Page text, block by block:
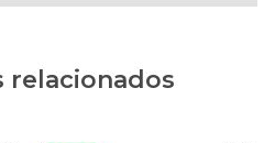
relacionados